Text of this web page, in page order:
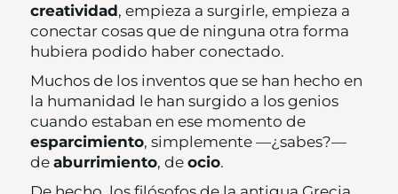
creatividad, empieza a surgirle, empieza a
conectar cosas que de ninguna otra forma
hubiera podido haber conectado.
Muchos de los inventos que se han hecho en
la humanidad le han surgido a los genios
cuando estaban en ese momento de
esparcimiento, simplemente —¿sabes?—
de aburrimiento, de ocio.